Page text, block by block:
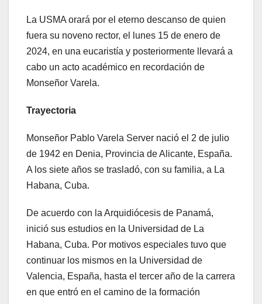
La USMA orará por el eterno descanso de quien
fuera su noveno rector, el lunes 15 de enero de
2024, en una eucaristía y posteriormente llevará a
cabo un acto académico en recordación de
Monseñor Varela.
Trayectoria
Monseñor Pablo Varela Server nació el 2 de julio
de 1942 en Denia, Provincia de Alicante, España.
A los siete años se trasladó, con su familia, a La
Habana, Cuba.
De acuerdo con la Arquidiócesis de Panamá,
inició sus estudios en la Universidad de La
Habana, Cuba. Por motivos especiales tuvo que
continuar los mismos en la Universidad de
Valencia, España, hasta el tercer año de la carrera
en que entró en el camino de la formación